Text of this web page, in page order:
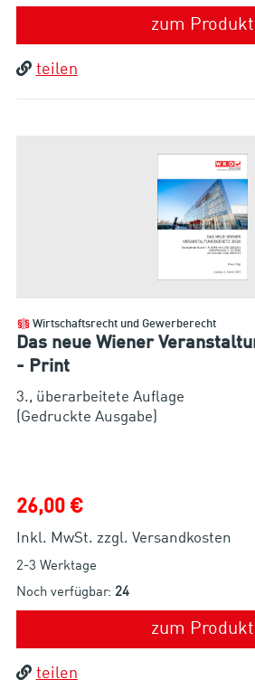
zum Produkt
teilen
Wirtschaftsrecht und Gewerberecht
Das neue Wiener
- Print
3., überarbeitete Auflage
(Gedruckte Ausgabe)
26,00 €
Inkl. MwSt. zzgl. Versandkosten
2-3 Werktage
Noch verfügbar: 24
zum Produkt
teilen